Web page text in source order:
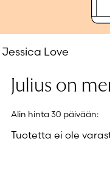
Jessica Love
Julius on
Alin hinta 30 päivään:
Tuotetta ei ole